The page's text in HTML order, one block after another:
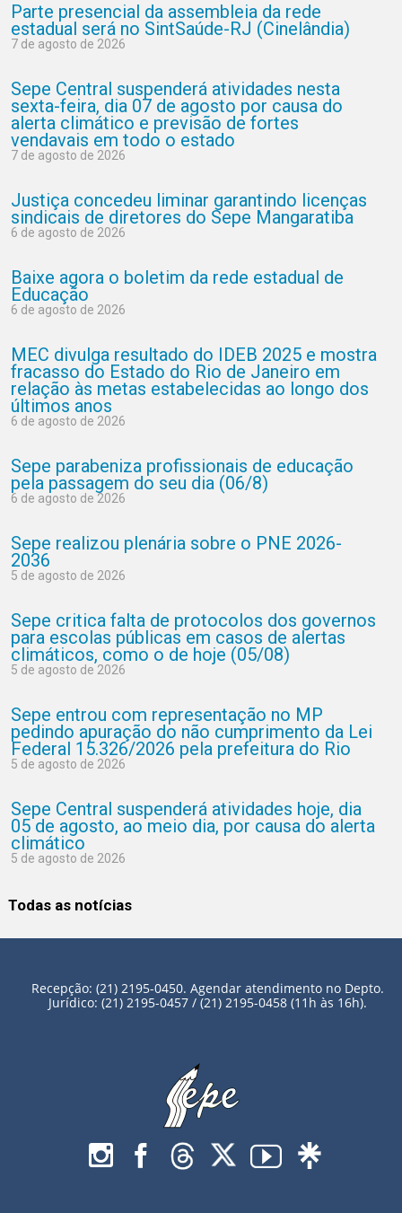
Parte presencial da assembleia da rede
estadual será no SintSaúde-RJ (Cinelândia)
7 de agosto de 2026
Sepe Central suspenderá atividades nesta
sexta-feira, dia 07 de agosto por causa do
alerta climático e previsão de fortes
vendavais em todo o estado
7 de agosto de 2026
Justiça concedeu liminar garantindo licenças
sindicais de diretores do Sepe Mangaratiba
6 de agosto de 2026
Baixe agora o boletim da rede estadual de
Educação
6 de agosto de 2026
MEC divulga resultado do IDEB 2025 e mostra
fracasso do Estado do Rio de Janeiro em
relação às metas estabelecidas ao longo dos
últimos anos
6 de agosto de 2026
Sepe parabeniza profissionais de educação
pela passagem do seu dia (06/8)
6 de agosto de 2026
Sepe realizou plenária sobre o PNE 2026-
2036
5 de agosto de 2026
Sepe critica falta de protocolos dos governos
para escolas públicas em casos de alertas
climáticos, como o de hoje (05/08)
5 de agosto de 2026
Sepe entrou com representação no MP
pedindo apuração do não cumprimento da Lei
Federal 15.326/2026 pela prefeitura do Rio
5 de agosto de 2026
Sepe Central suspenderá atividades hoje, dia
05 de agosto, ao meio dia, por causa do alerta
climático
5 de agosto de 2026
Todas as notícias
Recepção: (21) 2195-0450. Agendar atendimento no Depto.
Jurídico: (21) 2195-0457 / (21) 2195-0458 (11h às 16h).